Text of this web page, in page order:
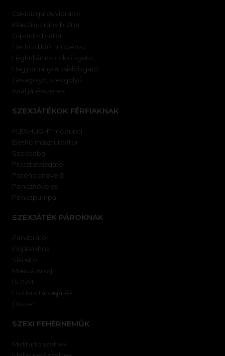
Csiklóizgatós vibrátor
Klasszikus rúdvibrátor
G-pont vibrátor
Élethű dildó, műpénisz
Léghullámos csiklóizgató
Hagyományos csiklóizgató
Gésagolyó, szexgolyó
Anál játékszerek
SZEXJÁTÉKOK FÉRFIAKNAK
FLESHLIGHT műpunci
Élethű maszturbátor
Szexbaba
Prosztataizgató
Potencianövelő
Pénisznövelés
Péniszpumpa
SZEXJÁTÉK PÁROKNAK
Párvibrátor
Előjátékhoz
Síkosító
Masszázsolaj
BDSM
Erotikus társasjáték
Óvszer
SZEXI FEHÉRNEMŰK
Melltartó szettek